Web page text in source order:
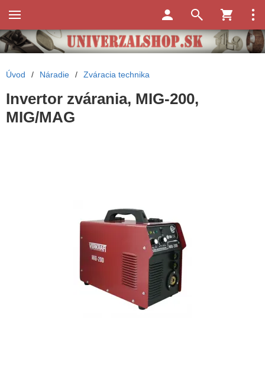
Úvod / Náradie / Zváracia technika
Invertor zvárania, MIG-200,
MIG/MAG